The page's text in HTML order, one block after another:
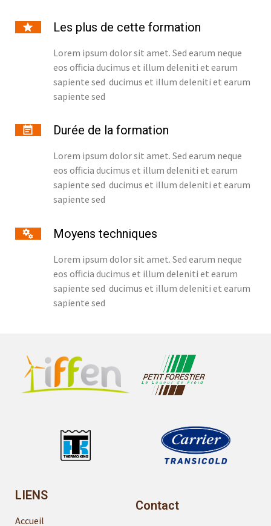
Les plus de cette formation
Lorem ipsum dolor sit amet. Sed earum neque
eos officia ducimus et illum deleniti et earum
sapiente sed ducimus et illum deleniti et earum
sapiente sed
Durée de la formation
Lorem ipsum dolor sit amet. Sed earum neque
eos officia ducimus et illum deleniti et earum
sapiente sed ducimus et illum deleniti et earum
sapiente sed
Moyens techniques
Lorem ipsum dolor sit amet. Sed earum neque
eos officia ducimus et illum deleniti et earum
sapiente sed ducimus et illum deleniti et earum
sapiente sed
LIENS
Accueil
Contact